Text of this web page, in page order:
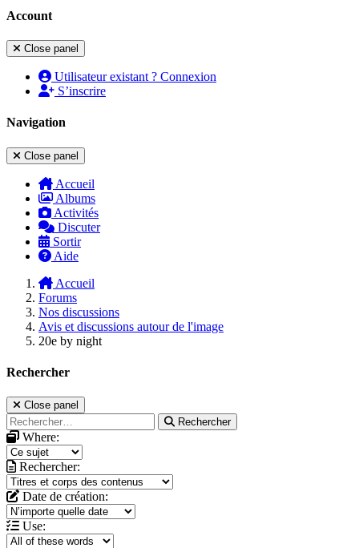
Account
Close panel
Utilisateur existant ? Connexion
S’inscrire
Navigation
Close panel
Accueil
Albums
Activités
Discuter
Sortir
Aide
Accueil
Forums
Nos discussions
Avis et discussions autour de l'image
20e by night
Rechercher
Close panel
Rechercher
Where:
Rechercher:
Date de création:
Use: